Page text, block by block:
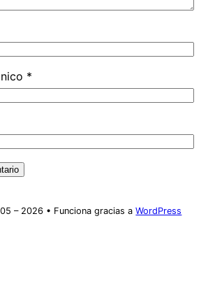
*
– 2026 • Funciona gracias aWordPress